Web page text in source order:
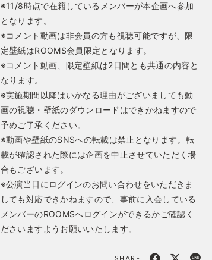
※11/8時点で在籍しているメンバーが本企画へ参加
となります。
※コメント動画は非会員の方も視聴可能ですが、限
定壁紙はROOMS会員限定となります。
※コメント動画、限定壁紙は2日間とも共通の内容と
なります。
※実施期間以降はいかなる理由がございましても動
画の視聴・壁紙のダウンロードはできかねますので
予めご了承ください。
※動画や壁紙のSNSへの転載は禁止となります。転
載が確認された際には企画を中止させていただく場
合もございます。
※公演当日にログインのお問い合わせをいただきま
しても対応できかねますので、事前に入会している
メンバーのROOMSへログインができるかご確認く
ださいますようお願いいたします。
SHARE